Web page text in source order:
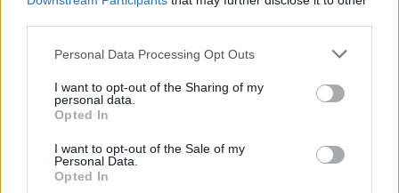
Please note that this website/app uses one or more Google
not limited to your visit or usage behaviour. You may click to
grant or deny consent to Google and its third-party tags to
use your data for below specified purposes in below Google
consent section.
Personal Data Processing Opt Outs
I want to opt-out of the Sharing of my
personal data.
Opted In
I want to opt-out of the Sale of my
Personal Data.
Opted In
Ακολουθήστε το Νewsit.gr στοGoogle News
τελευταία νέατης ημέρας